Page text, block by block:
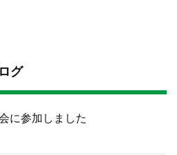
グ
に参加しました